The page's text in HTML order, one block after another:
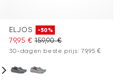
ELJOS -50%
79,95 € 159,90 €
30-dagen beste prijs: 79,95 €